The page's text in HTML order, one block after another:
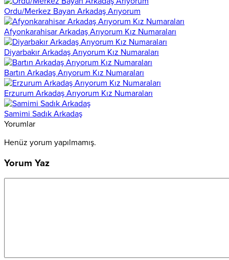
Ordu/Merkez Bayan Arkadaş Arıyorum
Afyonkarahisar Arkadaş Arıyorum Kız Numaraları
Diyarbakır Arkadaş Arıyorum Kız Numaraları
Bartın Arkadaş Arıyorum Kız Numaraları
Erzurum Arkadaş Arıyorum Kız Numaraları
Samimi Sadık Arkadaş
Yorumlar
Henüz yorum yapılmamış.
Yorum Yaz